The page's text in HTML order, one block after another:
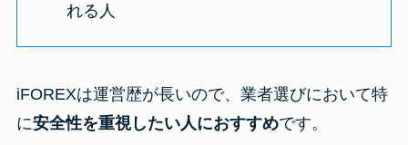
れる人
iFOREXは運営歴が長いので、業者選びにおいて特
に安全性を重視したい人におすすめです。